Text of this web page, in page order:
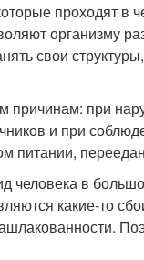
проходят в
организму
свои
причинам: при
и при
питании,
человека в
какие-то